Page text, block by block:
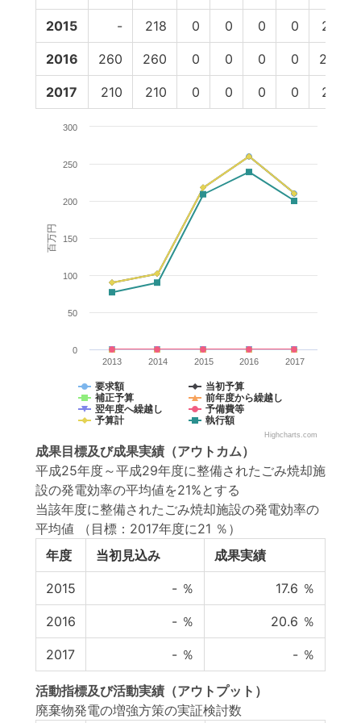
2015 - 218 0 0 0 0 218
2016 260 260 0 0 0 0 260
2017 210 210 0 0 0 0 210
百万円
要求額
当初予算
補正予算
前年度から繰越し
翌年度へ繰越し
予備費等
予算計
執行額
2013 2014 2015 2016 2017
0
50
100
150
200
250
300
Highcharts.com
成果目標及び成果実績 （アウトカム）
平成25年度～平成29年度に整備されたごみ焼却施
設の発電効率の平均値を21%とする
当該年度に整備されたごみ焼却施設の発電効率の
平均値
（目標：2017年度に21 ％）
年度
当初見込み 成果実績
2015 - ％ 17.6 ％
2016 - ％ 20.6 ％
2017 - ％ - ％
活動指標及び活動実績 （アウトプット）
廃棄物発電の増強方策の実証検討数